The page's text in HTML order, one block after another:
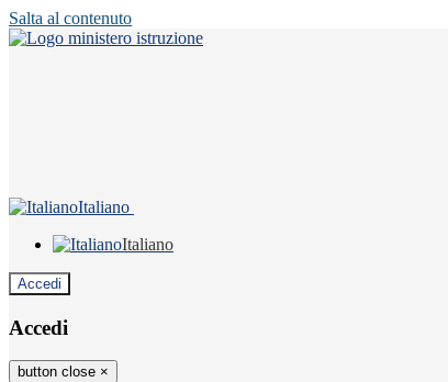
Salta al contenuto
Italiano
Italiano
Accedi
Accedi
button close ×